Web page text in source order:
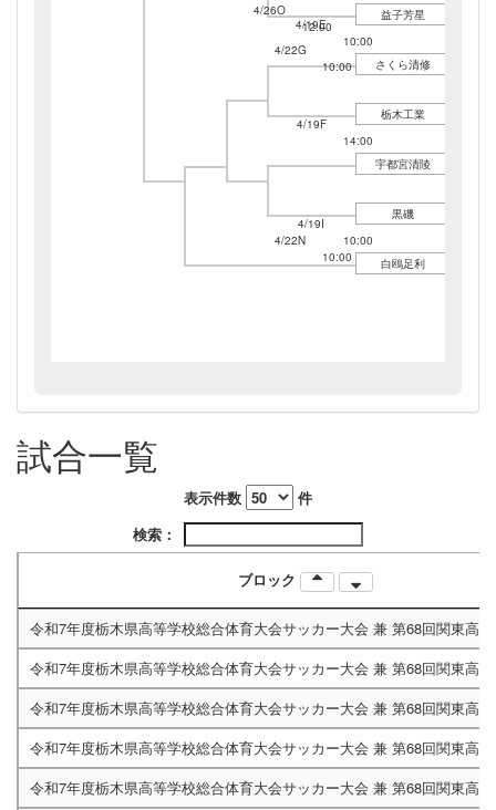
13:30
4/26O
12:00
4/22G
10:00
4/19E
10:00
益子芳星
さくら清修
4/19F
14:00
栃木工業
4/22N
10:00
宇都宮清陵
4/19I
10:00
黒磯
白鴎足利
試合一覧
表示件数
件
検索：
ブロック
令和7年度栃木県高等学校総合体育大会サッカー大会 兼 第68回関東高
令和7年度栃木県高等学校総合体育大会サッカー大会 兼 第68回関東高
令和7年度栃木県高等学校総合体育大会サッカー大会 兼 第68回関東高
令和7年度栃木県高等学校総合体育大会サッカー大会 兼 第68回関東高
令和7年度栃木県高等学校総合体育大会サッカー大会 兼 第68回関東高